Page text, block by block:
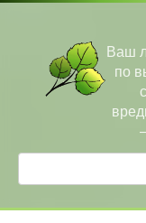
Перейти
Ваш
по
Поиск: